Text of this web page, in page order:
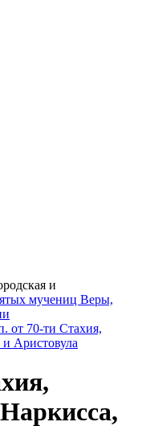
и
мучениц Веры,
от 70-ти Стахия,
Аристовула